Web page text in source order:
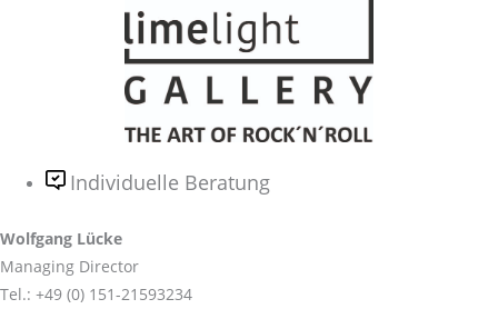
Individuelle Beratung
Wolfgang Lücke
Managing Director
Tel.: +49 (0) 151-21593234